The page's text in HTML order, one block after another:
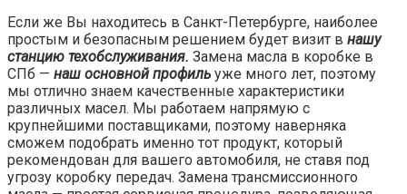
Если же Вы находитесь в Санкт-Петербурге, наиболее
простым и безопасным решением будет визит в нашу
станцию техобслуживания. Замена масла в коробке в
СПб — наш основной профиль уже много лет, поэтому
мы отлично знаем качественные характеристики
различных масел. Мы работаем напрямую с
крупнейшими поставщиками, поэтому наверняка
сможем подобрать именно тот продукт, который
рекомендован для вашего автомобиля, не ставя под
угрозу коробку передач. Замена трансмиссионного